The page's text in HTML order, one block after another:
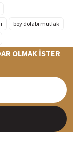
boy dolabı mutfak
OLMAK İSTER